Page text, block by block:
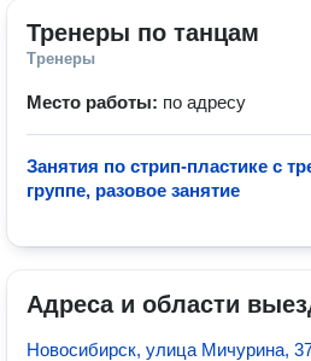
Тренеры по танцам
Тренеры
Место работы: по адресу
Занятия по стрип-пластике с
группе, разовое занятие
Адреса и области
Новосибирск, улица Мичурина,